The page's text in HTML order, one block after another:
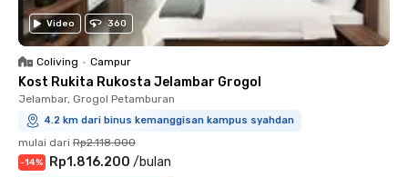
Video 360
Coliving • Campur
Kost Rukita Rukosta Jelambar Grogol
Jelambar, Grogol Petamburan
4.2 km dari binus kemanggisan kampus syahdan
mulai dari Rp2.118.000
-14% Rp1.816.200 /bulan